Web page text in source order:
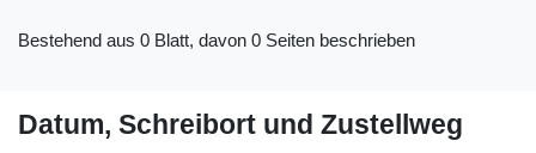
Bestehend aus 0 Blatt, davon 0 Seiten beschrieben
Datum, Schreibort und Zustellweg